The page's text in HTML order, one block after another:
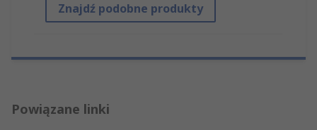
Znajdź podobne produkty
Powiązane linki